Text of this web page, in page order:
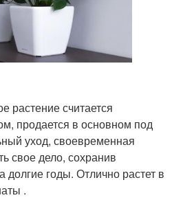
растение считается
продается в основном под
уход, своевременная
свое дело, сохранив
годы. Отлично растет в
.